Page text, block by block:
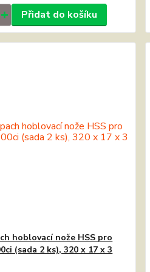
Přidat do košíku
hoblovací nože HSS pro
(sada 2 ks), 320 x 17 x 3